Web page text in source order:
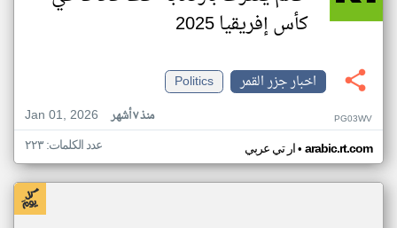
كأس إفريقيا 2025
اخبار جزر القمر
Politics
Jan 01, 2026
منذ ٧ أشهر PG03WV
ار تي عربي• arabic.rt.com عدد الكلمات: ٢٢٣